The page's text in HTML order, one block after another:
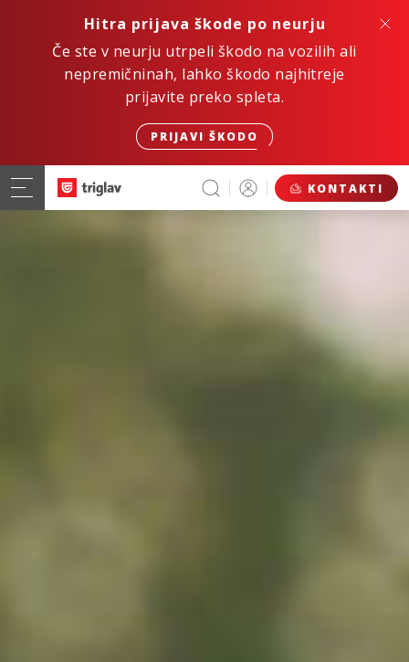
Hitra prijava škode po neurju
Če ste v neurju utrpeli škodo na vozilih ali
nepremičninah, lahko škodo najhitreje
prijavite preko spleta.
PRIJAVI ŠKODO
KONTAKTI